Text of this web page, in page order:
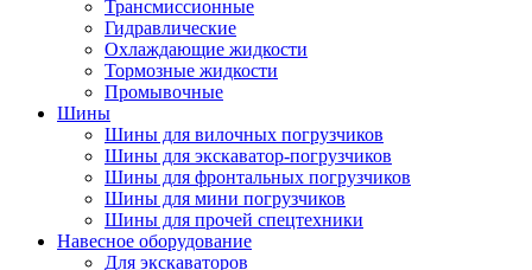
Трансмиссионные
Гидравлические
Охлаждающие жидкости
Тормозные жидкости
Промывочные
Шины
Шины для вилочных погрузчиков
Шины для экскаватор-погрузчиков
Шины для фронтальных погрузчиков
Шины для мини погрузчиков
Шины для прочей спецтехники
Навесное оборудование
Для экскаваторов